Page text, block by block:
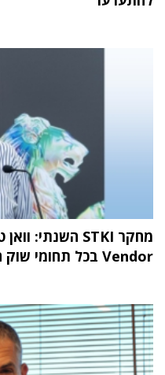
Vendor בכל תחומי שוק ה-IT